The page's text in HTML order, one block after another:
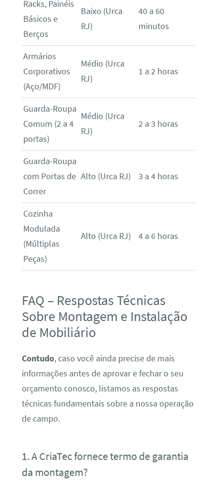
Racks, Painéis
Básicos e
Berços
Baixo (Urca
RJ)
40 a 60
minutos
Armários
Corporativos
(Aço/MDF)
Médio (Urca
RJ)
1 a 2 horas
Guarda-Roupa
Comum (2 a 4
portas)
Médio (Urca
RJ)
2 a 3 horas
Guarda-Roupa
com Portas de
Correr
Alto (Urca RJ) 3 a 4 horas
Cozinha
Modulada
(Múltiplas
Peças)
Alto (Urca RJ) 4 a 6 horas
FAQ – Respostas Técnicas
Sobre Montagem e Instalação
de Mobiliário
Contudo, caso você ainda precise de mais
informações antes de aprovar e fechar o seu
orçamento conosco, listamos as respostas
técnicas fundamentais sobre a nossa operação
de campo.
1. A CriaTec fornece termo de garantia
da montagem?